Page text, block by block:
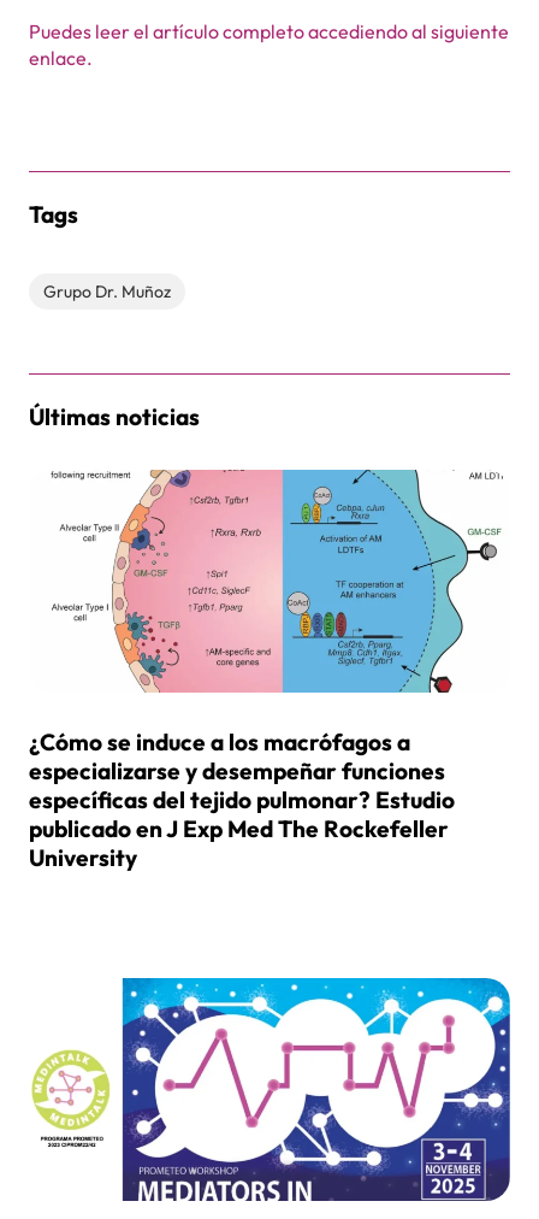
Puedes leer el artículo completo accediendo al siguiente
enlace.
Tags
Grupo Dr. Muñoz
Últimas noticias
¿Cómo se induce a los macrófagos a
especializarse y desempeñar funciones
específicas del tejido pulmonar? Estudio
publicado en J Exp Med The Rockefeller
University